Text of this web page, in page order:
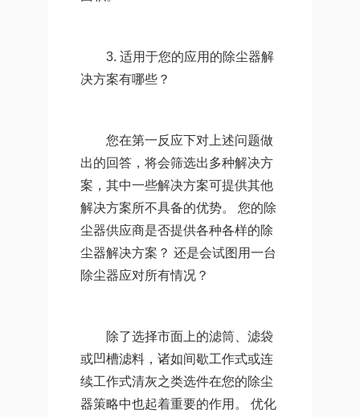
3. 适用于您的应用的除尘器解
决方案有哪些？
您在第一反应下对上述问题做
出的回答，将会筛选出多种解决方
案，其中一些解决方案可提供其他
解决方案所不具备的优势。 您的除
尘器供应商是否提供各种各样的除
尘器解决方案？ 还是会试图用一台
除尘器应对所有情况？
除了选择市面上的滤筒、滤袋
或凹槽滤料，诸如间歇工作式或连
续工作式清灰之类选件在您的除尘
器策略中也起着重要的作用。 优化